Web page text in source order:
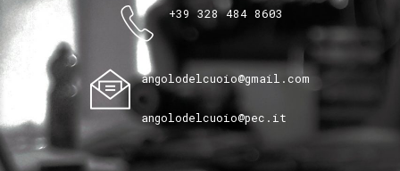
+39 328 484 8603
angolodelcuoio@gmail.com
angolodelcuoio@pec.it